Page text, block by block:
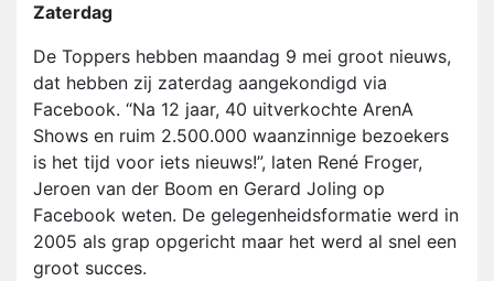
Zaterdag
De Toppers hebben maandag 9 mei groot nieuws,
dat hebben zij zaterdag aangekondigd via
Facebook. “Na 12 jaar, 40 uitverkochte ArenA
Shows en ruim 2.500.000 waanzinnige bezoekers
is het tijd voor iets nieuws!”, laten René Froger,
Jeroen van der Boom en Gerard Joling op
Facebook weten. De gelegenheidsformatie werd in
2005 als grap opgericht maar het werd al snel een
groot succes.